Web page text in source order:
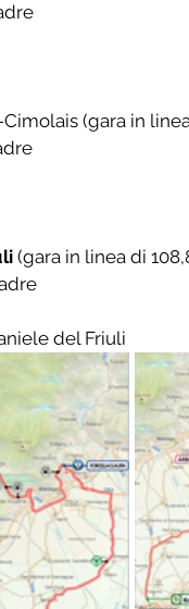
Cimolais (gara in
(gara in linea di
del Friuli